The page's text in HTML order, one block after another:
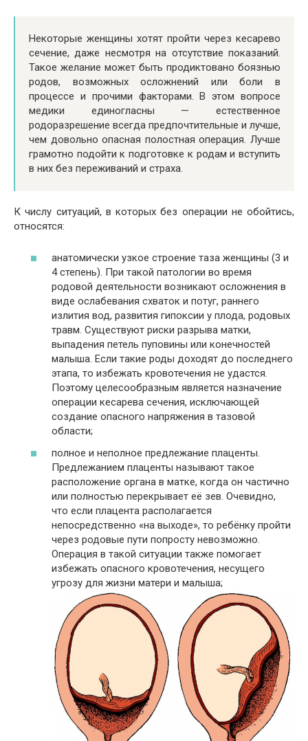
Некоторые женщины хотят пройти через кесарево
сечение, даже несмотря на отсутствие показаний.
Такое желание может быть продиктовано боязнью
родов, возможных осложнений или боли в
процессе и прочими факторами. В этом вопросе
медики единогласны — естественное
родоразрешение всегда предпочтительные и лучше,
чем довольно опасная полостная операция. Лучше
грамотно подойти к подготовке к родам и вступить
в них без переживаний и страха.
К числу ситуаций, в которых без операции не обойтись,
относятся:
анатомически узкое строение таза женщины (3 и
4 степень). При такой патологии во время
родовой деятельности возникают осложнения в
виде ослабевания схваток и потуг, раннего
излития вод, развития гипоксии у плода, родовых
травм. Существуют риски разрыва матки,
выпадения петель пуповины или конечностей
малыша. Если такие роды доходят до последнего
этапа, то избежать кровотечения не удастся.
Поэтому целесообразным является назначение
операции кесарева сечения, исключающей
создание опасного напряжения в тазовой
области;
полное и неполное предлежание плаценты.
Предлежанием плаценты называют такое
расположение органа в матке, когда он частично
или полностью перекрывает её зев. Очевидно,
что если плацента располагается
непосредственно «на выходе», то ребёнку пройти
через родовые пути попросту невозможно.
Операция в такой ситуации также помогает
избежать опасного кровотечения, несущего
угрозу для жизни матери и малыша;